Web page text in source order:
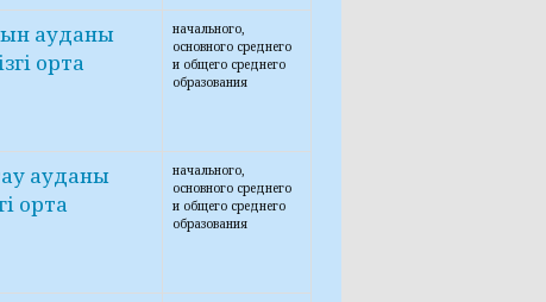
ауданы
орта
начального,
основного среднего
и общего среднего
образования
ауданы
орта
начального,
основного среднего
и общего среднего
образования